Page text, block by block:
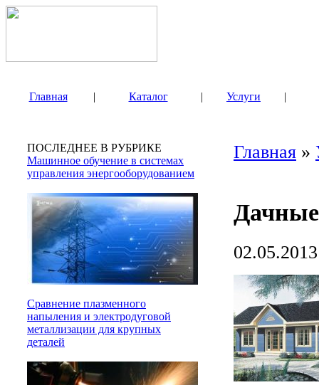
Главная | Каталог | Услуги |
ПОСЛЕДНЕЕ В РУБРИКЕ
Машинное обучение в системах
управления энергооборудованием
Сравнение плазменного
напыления и электродуговой
металлизации для крупных
деталей
Главная »
02.05.2013